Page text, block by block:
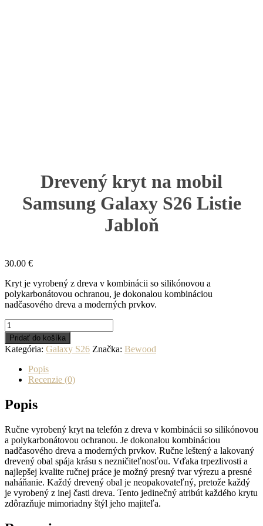
Drevený kryt na mobil
Samsung Galaxy S26 Listie
Jabloň
30.00 €
Kryt je vyrobený z dreva v kombinácii so silikónovou a
polykarbonátovou ochranou, je dokonalou kombináciou
nadčasového dreva a moderných prvkov.
množstvo
Drevený
kryt
na
mobil
Samsung
Galaxy
S26
Listie
Pridať do košíka
Kategória: Galaxy S26 Značka: Bewood
Popis
Recenzie (0)
Popis
Ručne vyrobený kryt na telefón z dreva v kombinácii so silikónovou
a polykarbonátovou ochranou. Je dokonalou kombináciou
nadčasového dreva a moderných prvkov. Ručne leštený a lakovaný
drevený obal spája krásu s nezničiteľnosťou. Vďaka trpezlivosti a
najlepšej kvalite ručnej práce je možný presný tvar výrezu a presné
naháňanie. Každý drevený obal je neopakovateľný, pretože každý
je vyrobený z inej časti dreva. Tento jedinečný atribút každého krytu
zdôrazňuje mimoriadny štýl jeho majiteľa.